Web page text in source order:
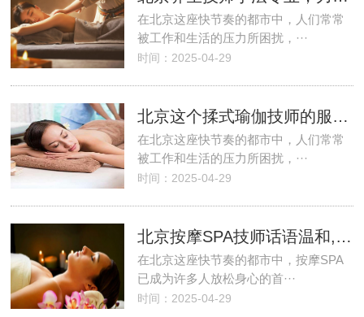
在北京这座快节奏的都市中，人们常常
被工作和生活的压力所困扰，···
时间：2025-04-29
北京这个揉式瑜伽技师的服务真的特别的好
在北京这座快节奏的都市中，人们常常
被工作和生活的压力所困扰，···
时间：2025-04-29
北京按摩SPA技师话语温和,手法也很好
在北京这座快节奏的都市中，按摩SPA
已成为许多人放松身心的首···
时间：2025-04-29